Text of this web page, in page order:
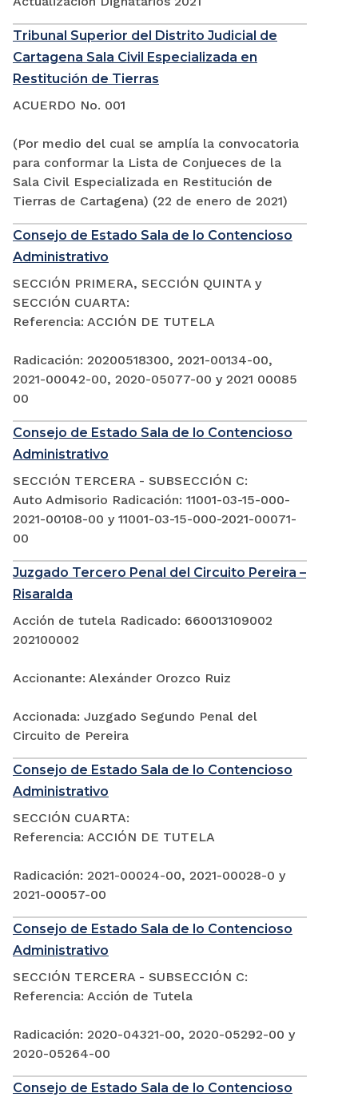
Tribunal Superior del Distrito Judicial de
Cartagena Sala Civil Especializada en
Restitución de Tierras
ACUERDO No. 001
(Por medio del cual se amplía la convocatoria
para conformar la Lista de Conjueces de la
Sala Civil Especializada en Restitución de
Tierras de Cartagena) (22 de enero de 2021)
Consejo de Estado Sala de lo Contencioso
Administrativo
SECCIÓN PRIMERA, SECCIÓN QUINTA y
SECCIÓN CUARTA:
Referencia: ACCIÓN DE TUTELA
Radicación: 20200518300, 2021-00134-00,
2021-00042-00, 2020-05077-00 y 2021 00085
00
Consejo de Estado Sala de lo Contencioso
Administrativo
SECCIÓN TERCERA - SUBSECCIÓN C:
Auto Admisorio Radicación: 11001-03-15-000-
2021-00108-00 y 11001-03-15-000-2021-00071-
00
Juzgado Tercero Penal del Circuito Pereira –
Risaralda
Acción de tutela Radicado: 660013109002
202100002
Accionante: Alexánder Orozco Ruiz
Accionada: Juzgado Segundo Penal del
Circuito de Pereira
Consejo de Estado Sala de lo Contencioso
Administrativo
SECCIÓN CUARTA:
Referencia: ACCIÓN DE TUTELA
Radicación: 2021-00024-00, 2021-00028-0 y
2021-00057-00
Consejo de Estado Sala de lo Contencioso
Administrativo
SECCIÓN TERCERA - SUBSECCIÓN C:
Referencia: Acción de Tutela
Radicación: 2020-04321-00, 2020-05292-00 y
2020-05264-00
Consejo de Estado Sala de lo Contencioso